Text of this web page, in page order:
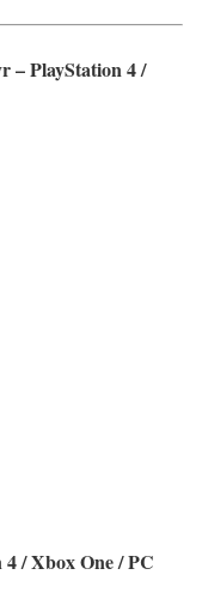
– PlayStation 4 /
/ Xbox One / PC